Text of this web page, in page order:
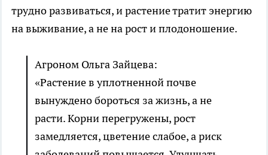
трудно развиваться, и растение тратит энергию
на выживание, а не на рост и плодоношение.
Агроном Ольга Зайцева:
«Растение в уплотненной почве
вынуждено бороться за жизнь, а не
расти. Корни перегружены, рост
замедляется, цветение слабое, а риск